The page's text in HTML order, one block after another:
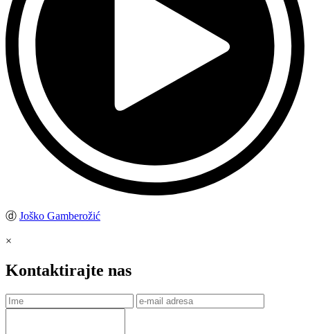
ⓓ Joško Gamberožić
×
Kontaktirajte nas